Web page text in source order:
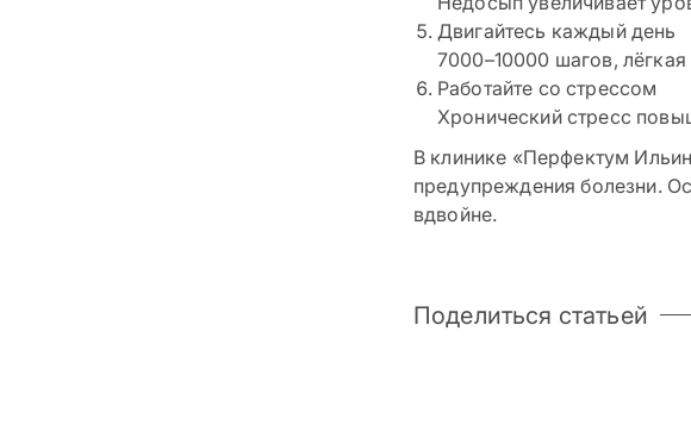
Двигайтесь каждый день
7000–10000 шагов,
Работайте со стрессом
Хронический стресс
В клинике «Перфектум
предупреждения болезни.
вдвойне.
Поделиться статьей